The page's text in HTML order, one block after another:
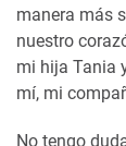
manera más
nuestro
mi hija Tania
mí, mi
No tengo